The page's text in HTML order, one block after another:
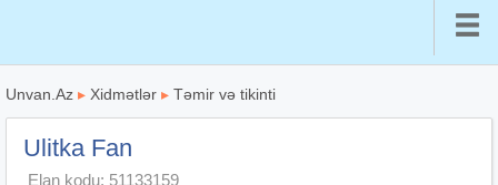
Unvan.Az ▸ Xidmətlər ▸ Təmir və tikinti
Ulitka Fan
Elan kodu: 51133159